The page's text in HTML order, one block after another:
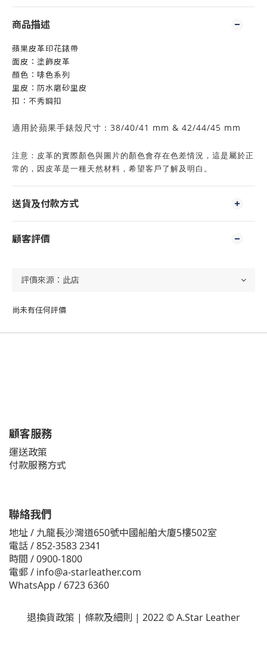
商品描述
蘋果皮革印花錶帶
面皮：塗飾皮革
顏色：啡色系列
里皮：防水磨砂里皮
扣：不秀鋼扣
適用於蘋果手錶殼尺寸： 38/40/41 mm & 42/44/45 mm
注意： 皮革的實際顏色與圖片的顏色會存在色差情況，這是屬於正
常的，因皮革是一種天然材料，希望客戶了解及明白。
送貨及付款方式
顧客評價
尚未有任何評價
顧客服務
運送政策
付款服務方式
聯絡我們
地址 / 九龍長沙灣道650號中國船舶大廈5樓502室
電話 / 852-3583 2341
時間 / 0900-1800
電郵 / info@a-starleather.com
WhatsApp / 6723 6360
退換貨政策 | 條款及細則 | 2022 © A.Star Leather